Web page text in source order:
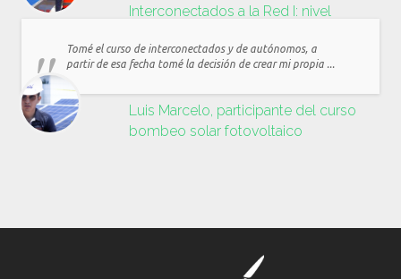
Interconectados a la Red I: nivel
Tomé el curso de interconectados y de autónomos, a
partir de esa fecha tomé la decisión de crear mi propia ...
Luis Marcelo, participante del curso
bombeo solar fotovoltaico